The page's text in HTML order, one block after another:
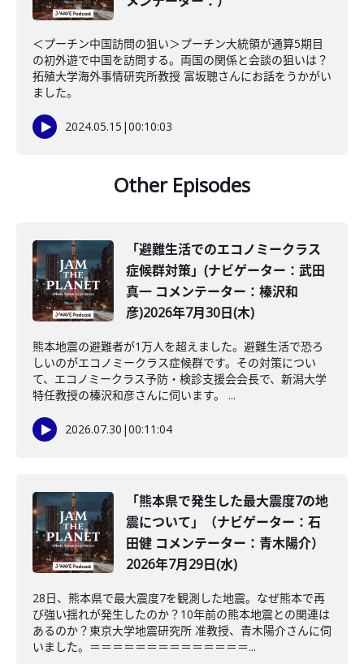
＜プーチン中国訪問の狙い＞プーチン大統領が通算5期目
の初外遊で中国を訪問する。両国の関係と会談の狙いは？
拓殖大学海外事情研究所教授 富坂聰さんにお話をうかがい
ました。
2024.05.15 |00:10:03
Other Episodes
「避難生活でのエコノミークラス
症候群対策」(ナビゲーター：武田
真一 コメンテーター：榛沢和
彦)2026年7月30日(木)
熊本地震の避難者が1万人を超えました。避難生活で恐ろ
しいのがエコノミークラス症候群です。その対策につい
て、エコノミークラス予防・検診支援会会長で、新潟大学
特任教授の榛沢和彦さんに伺います。 ...
2026.07.30 |00:11:04
「熊本県で発生した最大震度7の地
震について」（ナビゲーター：石
田健 コメンテーター：青木陽介）
2026年7月29日(水)
28日、熊本県で最大震度7を観測した地震。なぜ熊本で再
び強い揺れが発生したのか？10年前の熊本地震との関連は
あるのか？東京大学地震研究所 准教授、青木陽介さんに伺
いました。＝＝＝＝＝＝＝＝＝＝＝＝＝＝...